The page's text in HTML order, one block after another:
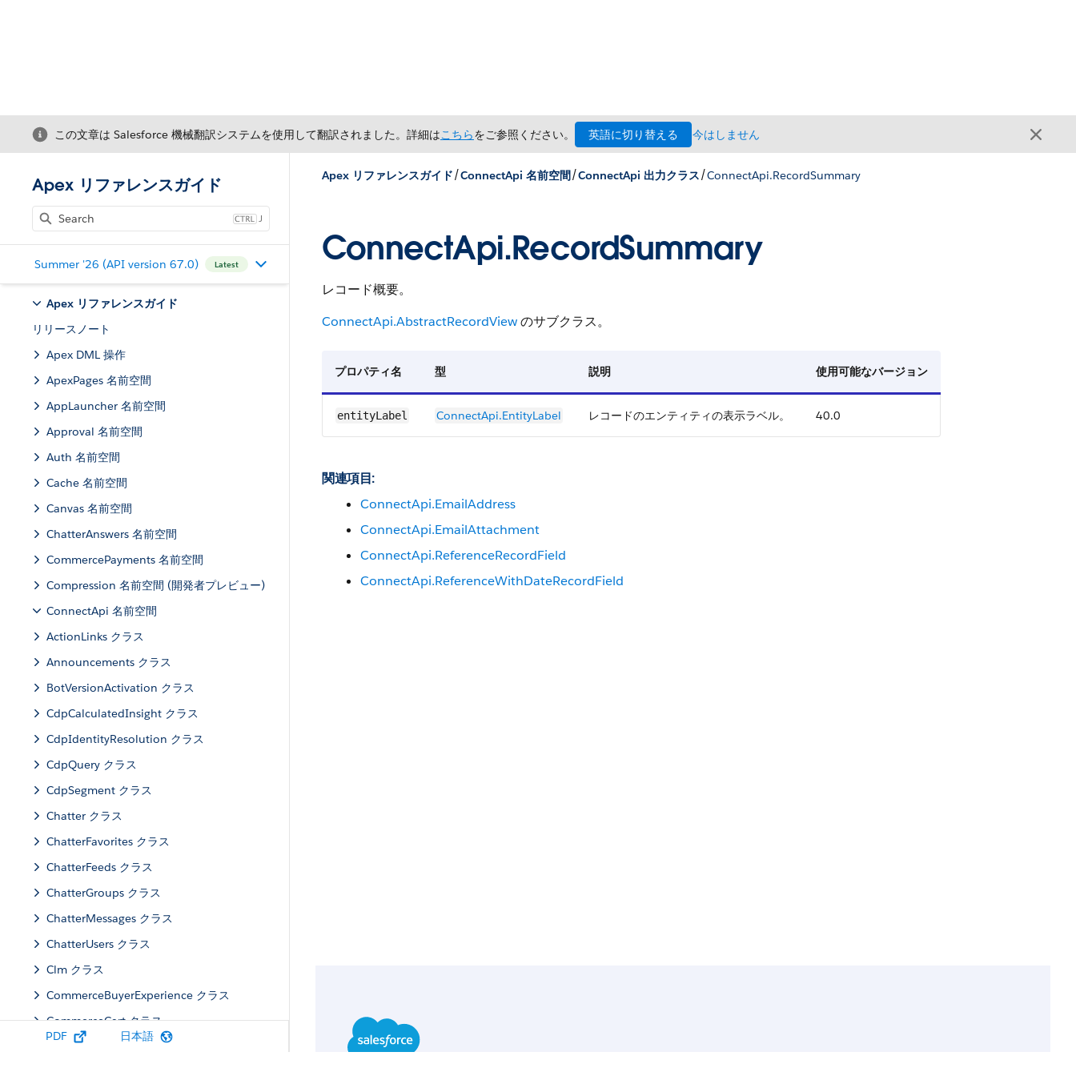
この文章は Salesforce 機械翻訳システムを使用して翻訳されました。詳細はこちらをご参照ください。 英語に切り替える 今はしません
Apex リファレンスガイド
J
Summer '26 (API version 67.0) Latest
Apex リファレンスガイド
リリースノート
Apex DML 操作
ApexPages 名前空間
AppLauncher 名前空間
Approval 名前空間
Auth 名前空間
Cache 名前空間
Canvas 名前空間
ChatterAnswers 名前空間
CommercePayments 名前空間
Compression 名前空間 (開発者プレビュー)
ConnectApi 名前空間
ActionLinks クラス
Announcements クラス
BotVersionActivation クラス
CdpCalculatedInsight クラス
CdpIdentityResolution クラス
CdpQuery クラス
CdpSegment クラス
Chatter クラス
ChatterFavorites クラス
ChatterFeeds クラス
ChatterGroups クラス
ChatterMessages クラス
ChatterUsers クラス
Clm クラス
CommerceBuyerExperience クラス
CommerceCart クラス
CommerceCatalog クラス
PDF 日本語
Apex リファレンスガイド/ConnectApi 名前空間/ConnectApi 出力クラス/ConnectApi.RecordSummary
ConnectApi.RecordSummary
レコード概要。
ConnectApi.AbstractRecordViewのサブクラス。
プロパティ名 型 説明 使用可能なバージョン
entityLabel ConnectApi.EntityLabel レコードのエンティティの表示ラベル。 40.0
関連項目:
ConnectApi.EmailAddress
ConnectApi.EmailAttachment
ConnectApi.ReferenceRecordField
ConnectApi.ReferenceWithDateRecordField